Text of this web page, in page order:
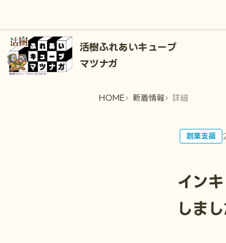
活樹ふれあいキューブ
マツナガ
HOME 新着情報 詳細
創業支援
イン
しま